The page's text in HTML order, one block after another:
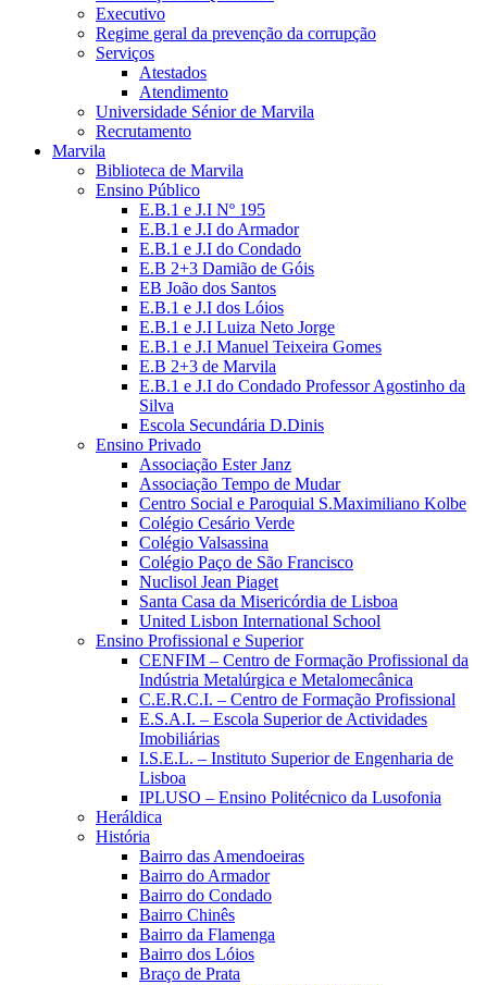
Executivo
Regime geral da prevenção da corrupção
Serviços
Atestados
Atendimento
Universidade Sénior de Marvila
Recrutamento
Marvila
Biblioteca de Marvila
Ensino Público
E.B.1 e J.I Nº 195
E.B.1 e J.I do Armador
E.B.1 e J.I do Condado
E.B 2+3 Damião de Góis
EB João dos Santos
E.B.1 e J.I dos Lóios
E.B.1 e J.I Luiza Neto Jorge
E.B.1 e J.I Manuel Teixeira Gomes
E.B 2+3 de Marvila
E.B.1 e J.I do Condado Professor Agostinho da
Silva
Escola Secundária D.Dinis
Ensino Privado
Associação Ester Janz
Associação Tempo de Mudar
Centro Social e Paroquial S.Maximiliano Kolbe
Colégio Cesário Verde
Colégio Valsassina
Colégio Paço de São Francisco
Nuclisol Jean Piaget
Santa Casa da Misericórdia de Lisboa
United Lisbon International School
Ensino Profissional e Superior
CENFIM – Centro de Formação Profissional da
Indústria Metalúrgica e Metalomecânica
C.E.R.C.I. – Centro de Formação Profissional
E.S.A.I. – Escola Superior de Actividades
Imobiliárias
I.S.E.L. – Instituto Superior de Engenharia de
Lisboa
IPLUSO – Ensino Politécnico da Lusofonia
Heráldica
História
Bairro das Amendoeiras
Bairro do Armador
Bairro do Condado
Bairro Chinês
Bairro da Flamenga
Bairro dos Lóios
Braço de Prata